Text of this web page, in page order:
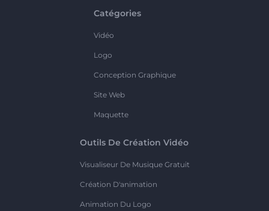
Catégories
Vidéo
Logo
Conception Graphique
Site Web
Maquette
Outils De Création Vidéo
Visualiseur De Musique Gratuit
Création D'animation
Animation Du Logo